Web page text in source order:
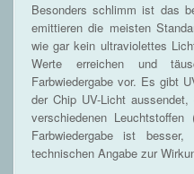
Besonders schlimm ist das
emittieren die meisten
wie gar kein ultraviolettes
Werte erreichen und
Farbwiedergabe vor. Es gibt
der Chip UV-Licht
verschiedenen
Farbwiedergabe ist
technischen Angabe zur